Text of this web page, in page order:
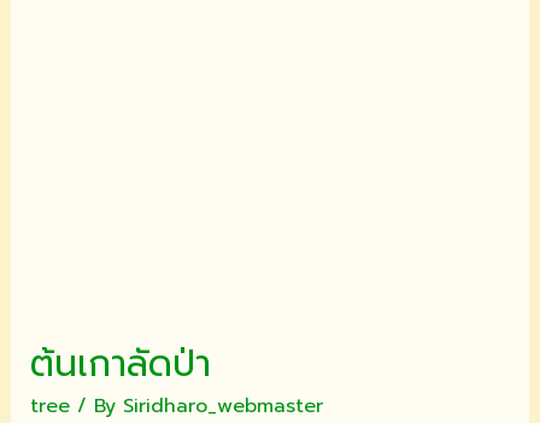
ต้นเกาลัดป่า
tree/ By Siridharo_webmaster